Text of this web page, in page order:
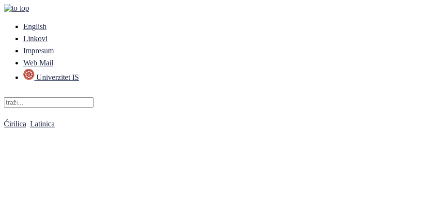
English
Linkovi
Impresum
Web Mail
Univerzitet IS
Ćirilica Latinica